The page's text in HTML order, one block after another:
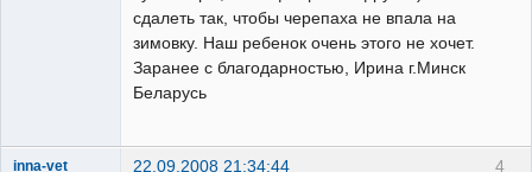
сдалеть так, чтобы черепаха не впала на
зимовку. Наш ребенок очень этого не хочет.
Заранее с благодарностью, Ирина г.Минск
Беларусь
4
inna-vet 22.09.2008 21:34:44